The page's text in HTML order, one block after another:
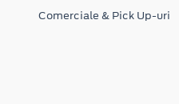
Comerciale & Pick Up-uri